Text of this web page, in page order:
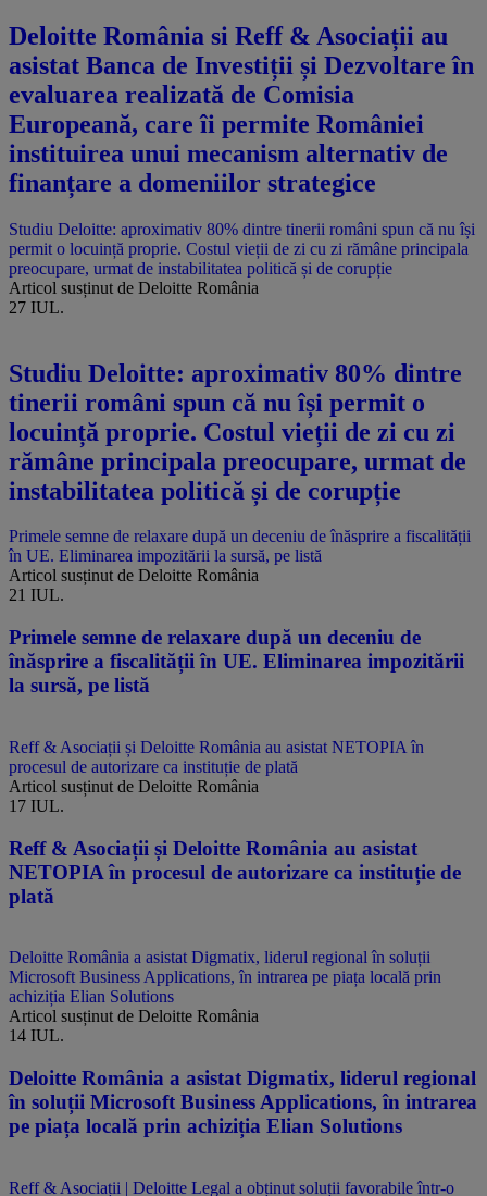
Deloitte România si Reff & Asociații au
asistat Banca de Investiții și Dezvoltare în
evaluarea realizată de Comisia
Europeană, care îi permite României
instituirea unui mecanism alternativ de
finanțare a domeniilor strategice
Studiu Deloitte: aproximativ 80% dintre tinerii români spun că nu își
permit o locuință proprie. Costul vieții de zi cu zi rămâne principala
preocupare, urmat de instabilitatea politică și de corupție
Articol susținut de Deloitte România
27 IUL.
Studiu Deloitte: aproximativ 80% dintre
tinerii români spun că nu își permit o
locuință proprie. Costul vieții de zi cu zi
rămâne principala preocupare, urmat de
instabilitatea politică și de corupție
Primele semne de relaxare după un deceniu de înăsprire a fiscalității
în UE. Eliminarea impozitării la sursă, pe listă
Articol susținut de Deloitte România
21 IUL.
Primele semne de relaxare după un deceniu de
înăsprire a fiscalității în UE. Eliminarea impozitării
la sursă, pe listă
Reff & Asociații și Deloitte România au asistat NETOPIA în
procesul de autorizare ca instituție de plată
Articol susținut de Deloitte România
17 IUL.
Reff & Asociații și Deloitte România au asistat
NETOPIA în procesul de autorizare ca instituție de
plată
Deloitte România a asistat Digmatix, liderul regional în soluții
Microsoft Business Applications, în intrarea pe piața locală prin
achiziția Elian Solutions
Articol susținut de Deloitte România
14 IUL.
Deloitte România a asistat Digmatix, liderul regional
în soluții Microsoft Business Applications, în intrarea
pe piața locală prin achiziția Elian Solutions
Reff & Asociații | Deloitte Legal a obținut soluții favorabile într-o